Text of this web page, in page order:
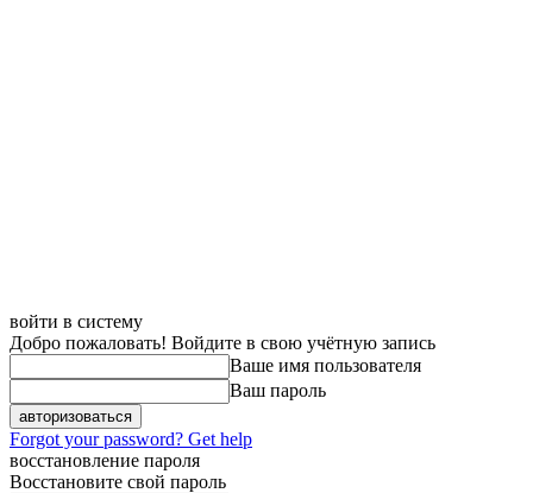
войти в систему
Добро пожаловать! Войдите в свою учётную запись
Ваше имя пользователя
Ваш пароль
Forgot your password? Get help
восстановление пароля
Восстановите свой пароль